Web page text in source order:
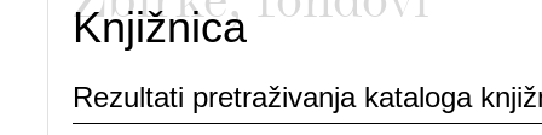
Knjižnica
Rezultati pretraživanja kataloga